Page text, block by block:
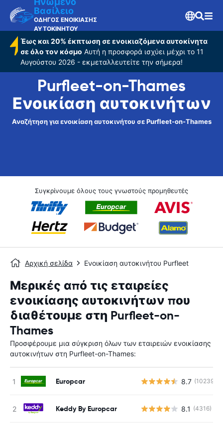
Βασίλειο
ΟΔΗΓΟΣ ΕΝΟΙΚΙΑΣΗΣ
ΑΥΤΟΚΙΝΗΤΟΥ
Έως και 20% έκπτωση σε ενοικιαζόμενα αυτοκίνητα
σε όλο τον κόσμο Αυτή η προσφορά ισχύει μέχρι το 11
Αυγούστου 2026 - εκμεταλλευτείτε την σήμερα!
Purfleet-on-Thames
Ενοικίαση αυτοκινήτων
Αναζήτηση για ενοικίαση αυτοκινήτου σε Purfleet-on-Thames
Συγκρίνουμε όλους τους γνωστούς προμηθευτές
Αρχική σελίδα Ενοικίαση αυτοκινήτου Purfleet
Μερικές από τις εταιρείες
ενοικίασης αυτοκινήτων που
διαθέτουμε στη Purfleet-on-
Thames
Προσφέρουμε μια σύγκριση όλων των εταιρειών ενοικίασης
αυτοκινήτων στη Purfleet-on-Thames:
Europcar 8.7 (10239)
Keddy By Europcar 8.1 (4316)